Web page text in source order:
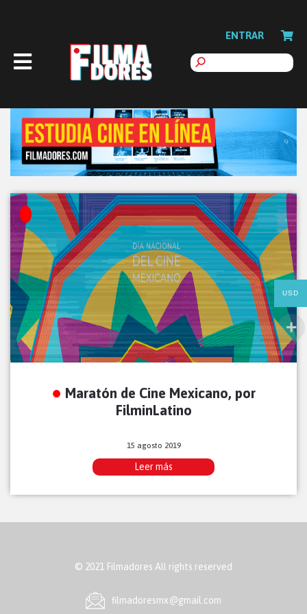
ENTRAR
Maratón de Cine Mexicano, por
FilminLatino
15 agosto 2019
Leer más
© 2021 Filmadores All rights reserved
ﬁlmadoresmx@gmail.com
USD